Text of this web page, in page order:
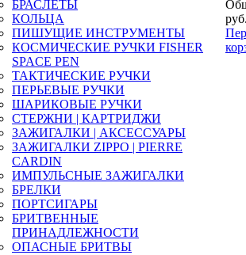
БРАСЛЕТЫ
КОЛЬЦА
ПИШУЩИЕ ИНСТРУМЕНТЫ
КОСМИЧЕСКИЕ РУЧКИ FISHER
SPACE PEN
ТАКТИЧЕСКИЕ РУЧКИ
ПЕРЬЕВЫЕ РУЧКИ
ШАРИКОВЫЕ РУЧКИ
СТЕРЖНИ | КАРТРИДЖИ
ЗАЖИГАЛКИ | АКСЕССУАРЫ
ЗАЖИГАЛКИ ZIPPO | PIERRE
CARDIN
ИМПУЛЬСНЫЕ ЗАЖИГАЛКИ
БРЕЛКИ
ПОРТСИГАРЫ
БРИТВЕННЫЕ
ПРИНАДЛЕЖНОСТИ
ОПАСНЫЕ БРИТВЫ